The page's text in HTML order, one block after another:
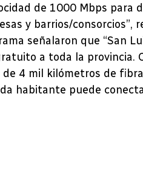
de 1000 Mbps para
y barrios/consorcios”,
señalaron que “San
a toda la provincia.
4 mil kilómetros de
habitante puede